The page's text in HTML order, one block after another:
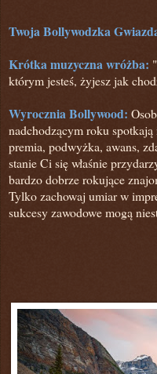
Twoja Bollywodzka
Krótka muzyczna wróżba:
którym jesteś, żyjesz jak
Wyrocznia Bollywood:
nadchodzącym roku
premia, podwyżka, awans,
stanie Ci się właśnie
bardzo dobrze rokujące
Tylko zachowaj umiar w
sukcesy zawodowe mogą